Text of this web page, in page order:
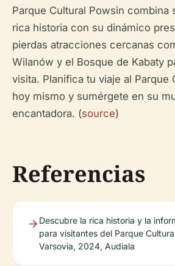
Parque Cultural Powsin combina
rica historia con su dinámico
pierdas atracciones cercanas
Wilanów y el Bosque de Kabaty
visita. Planifica tu viaje al Parque
hoy mismo y sumérgete en su
encantadora. (source)
Referencias
Descubre la rica historia y la
para visitantes del Parque
Varsovia, 2024, Audiala